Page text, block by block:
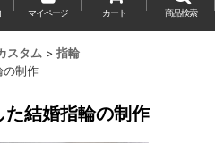
マイページ カート 商品検索
スタム > 指輪
の制作
た結婚指輪の制作